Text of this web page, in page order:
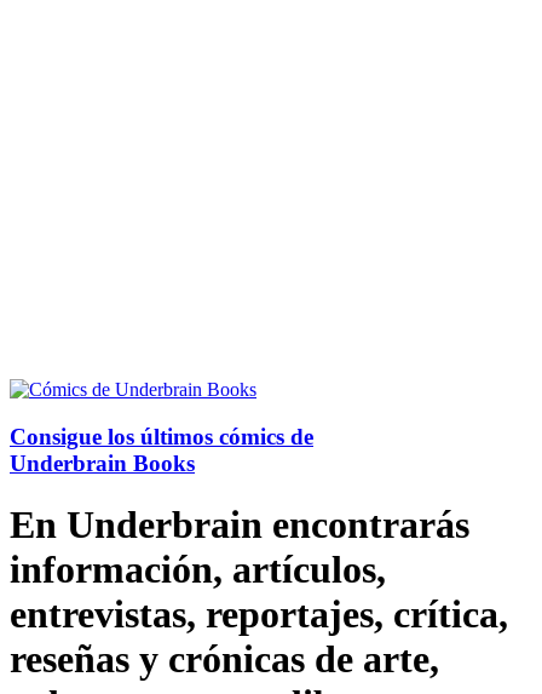
Consigue los últimos cómics de
Underbrain Books
En Underbrain encontrarás
información, artículos,
entrevistas, reportajes, crítica,
reseñas y crónicas de arte,